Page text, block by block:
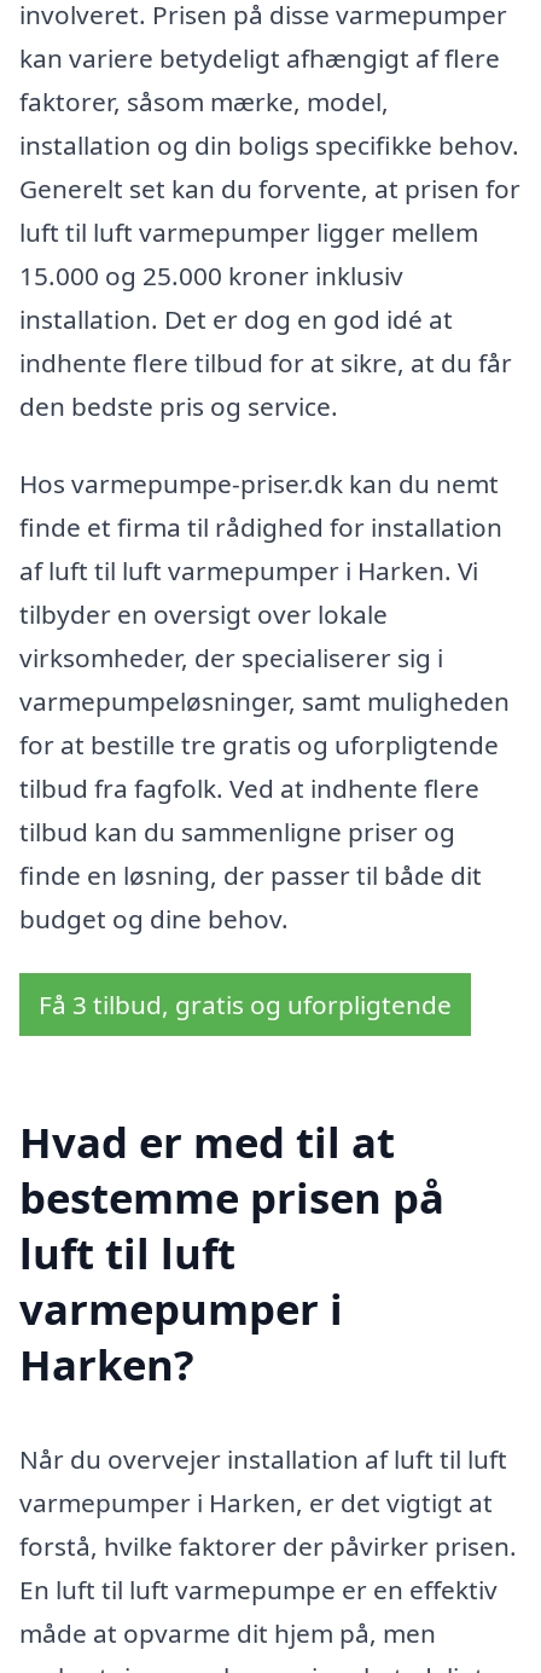
involveret. Prisen på disse varmepumper
kan variere betydeligt afhængigt af flere
faktorer, såsom mærke, model,
installation og din boligs specifikke behov.
Generelt set kan du forvente, at prisen for
luft til luft varmepumper ligger mellem
15.000 og 25.000 kroner inklusiv
installation. Det er dog en god idé at
indhente flere tilbud for at sikre, at du får
den bedste pris og service.
Hos varmepumpe-priser.dk kan du nemt
finde et firma til rådighed for installation
af luft til luft varmepumper i Harken. Vi
tilbyder en oversigt over lokale
virksomheder, der specialiserer sig i
varmepumpeløsninger, samt muligheden
for at bestille tre gratis og uforpligtende
tilbud fra fagfolk. Ved at indhente flere
tilbud kan du sammenligne priser og
finde en løsning, der passer til både dit
budget og dine behov.
Få 3 tilbud, gratis og uforpligtende
Hvad er med til at
bestemme prisen på
luft til luft
varmepumper i
Harken?
Når du overvejer installation af luft til luft
varmepumper i Harken, er det vigtigt at
forstå, hvilke faktorer der påvirker prisen.
En luft til luft varmepumpe er en effektiv
måde at opvarme dit hjem på, men